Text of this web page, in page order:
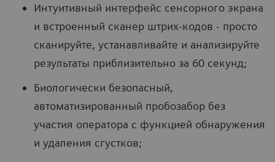
Интуитивный интерфейс сенсорного экрана
и встроенный сканер штрих-кодов - просто
сканируйте, устанавливайте и анализируйте
результаты приблизительно за 60 секунд;
Биологически безопасный,
автоматизированный пробозабор без
участия оператора с функцией обнаружения
и удаления сгустков;